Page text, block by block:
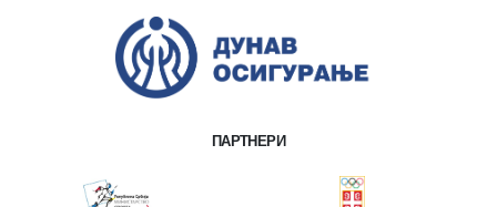
ПАРТНЕРИ